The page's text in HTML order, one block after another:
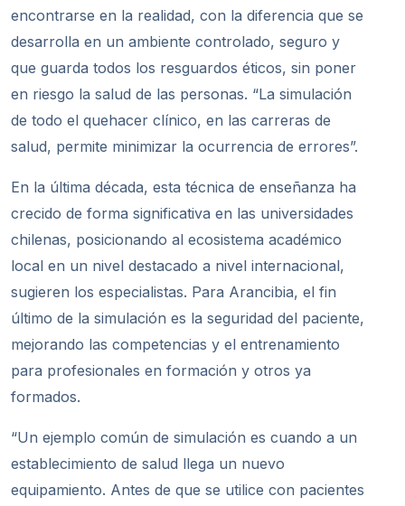
encontrarse en la realidad, con la diferencia que se
desarrolla en un ambiente controlado, seguro y
que guarda todos los resguardos éticos, sin poner
en riesgo la salud de las personas. “La simulación
de todo el quehacer clínico, en las carreras de
salud, permite minimizar la ocurrencia de errores”.
En la última década, esta técnica de enseñanza ha
crecido de forma significativa en las universidades
chilenas, posicionando al ecosistema académico
local en un nivel destacado a nivel internacional,
sugieren los especialistas. Para Arancibia, el fin
último de la simulación es la seguridad del paciente,
mejorando las competencias y el entrenamiento
para profesionales en formación y otros ya
formados.
“Un ejemplo común de simulación es cuando a un
establecimiento de salud llega un nuevo
equipamiento. Antes de que se utilice con pacientes